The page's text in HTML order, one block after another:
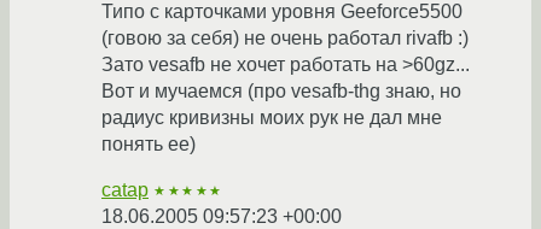
Типо с карточками уровня Geeforce5500
(говою за себя) не очень работал rivafb :)
Зато vesafb не хочет работать на >60gz...
Вот и мучаемся (про vesafb-thg знаю, но
радиус кривизны моих рук не дал мне
понять ее)
catap ★★★★★
18.06.2005 09:57:23 +00:00